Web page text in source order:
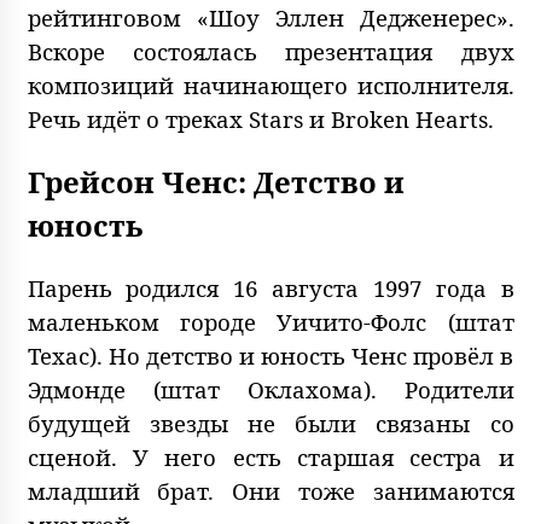
рейтинговом «Шоу Эллен Дедженерес».
Вскоре состоялась презентация двух
композиций начинающего исполнителя.
Речь идёт о треках Stars и Broken Hearts.
Грейсон Ченс: Детство и
юность
Парень родился 16 августа 1997 года в
маленьком городе Уичито-Фолс (штат
Техас). Но детство и юность Ченс провёл в
Эдмонде (штат Оклахома). Родители
будущей звезды не были связаны со
сценой. У него есть старшая сестра и
младший брат. Они тоже занимаются